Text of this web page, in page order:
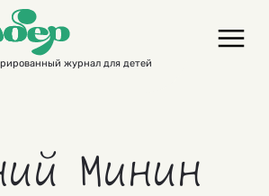
журнал для детей
Минин